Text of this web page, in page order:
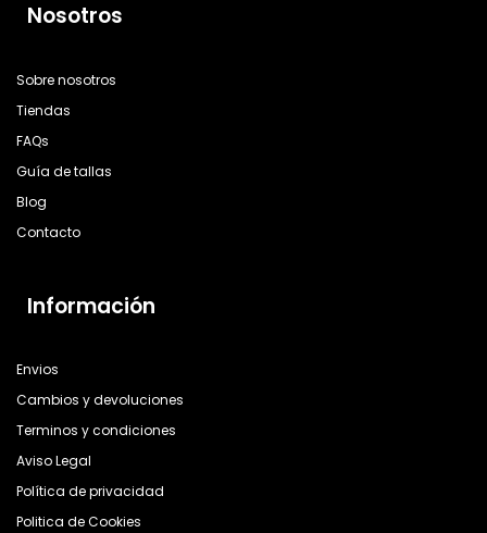
Nosotros
Sobre nosotros
Tiendas
FAQs
Guía de tallas
Blog
Contacto
Información
Envios
Cambios y devoluciones
Terminos y condiciones
Aviso Legal
Política de privacidad
Politica de Cookies